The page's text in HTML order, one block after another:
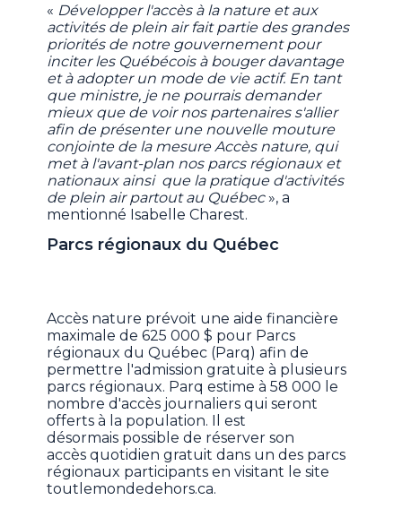
« Développer l'accès à la nature et aux
activités de plein air fait partie des grandes
priorités de notre gouvernement pour
inciter les Québécois à bouger davantage
et à adopter un mode de vie actif. En tant
que ministre, je ne pourrais demander
mieux que de voir nos partenaires s'allier
afin de présenter une nouvelle mouture
conjointe de la mesure Accès nature, qui
met à l'avant-plan nos parcs régionaux et
nationaux ainsi que la pratique d'activités
de plein air partout au Québec», a
mentionné Isabelle Charest.
Parcs régionaux du Québec
Accès nature prévoit une aide financière
maximale de 625 000 $ pour Parcs
régionaux du Québec (Parq) afin de
permettre l'admission gratuite à plusieurs
parcs régionaux. Parq estime à 58 000 le
nombre d'accès journaliers qui seront
offerts à la population. Il est
désormais possible de réserver son
accès quotidien gratuit dans un des parcs
régionaux participants en visitant le site
toutlemondedehors.ca.